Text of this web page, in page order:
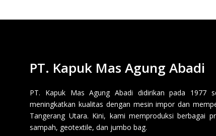
PT. Kapuk Mas Agung Abadi
PT. Kapuk Mas Agung Abadi didirikan pada 1977
meningkatkan kualitas dengan mesin impor dan
Tangerang Utara. Kini, kami memproduksi berbagai
sampah, geotextile, dan jumbo bag.